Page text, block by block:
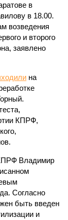
в
в 18.00.
возведения
и второго
заявлено
на
КПРФ,
Владимир
Согласно
быть введен
и